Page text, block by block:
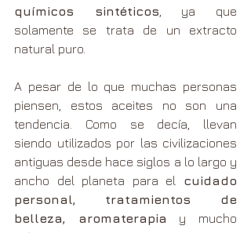
químicos sintéticos , ya que
solamente se trata de un extracto
natural puro.
A pesar de lo que muchas personas
piensen, estos aceites no son una
tendencia. Como se decía, llevan
siendo utilizados por las civilizaciones
antiguas desde hace siglos a lo largo y
ancho del planeta para el cuidado
personal, tratamientos de
belleza, aromaterapia y mucho